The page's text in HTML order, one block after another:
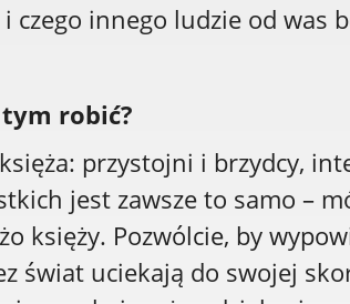
czego innego ludzie od was
tym robić?
przystojni i brzydcy,
jest zawsze to samo –
księży. Pozwólcie, by
świat uciekają do swojej